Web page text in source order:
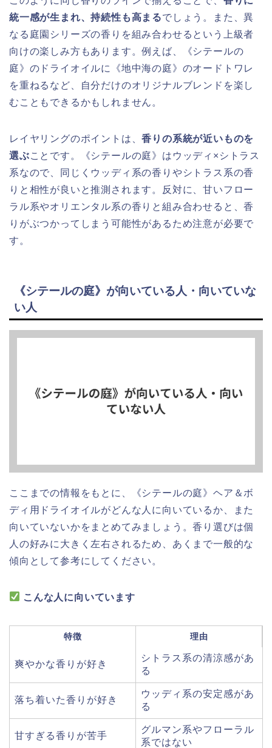
統一感が生まれ、持続性も高まるでしょう。また、異
なる庭園シリーズの香りを組み合わせるという上級者
向けの楽しみ方もあります。例えば、《シテールの
庭》のドライオイルに《地中海の庭》のオードトワレ
を重ねるなど、自分だけのオリジナルブレンドを楽し
むこともできるかもしれません。
レイヤリングのポイントは、香りの系統が近いものを
選ぶことです。《シテールの庭》はウッディ×シトラス
系なので、同じくウッディ系の香りやシトラス系の香
りと相性が良いと推測されます。反対に、甘いフロー
ラル系やオリエンタル系の香りと組み合わせると、香
りがぶつかってしまう可能性があるため注意が必要で
す。
《シテールの庭》が向いている人・向いていな
い人
ここまでの情報をもとに、《シテールの庭》ヘア＆ボ
ディ用ドライオイルがどんな人に向いているか、また
向いていないかをまとめてみましょう。香り選びは個
人の好みに大きく左右されるため、あくまで一般的な
傾向として参考にしてください。
こんな人に向いています
特徴 理由
爽やかな香りが好き
シトラス系の清涼感があ
る
落ち着いた香りが好き
ウッディ系の安定感があ
る
甘すぎる香りが苦手
グルマン系やフローラル
系ではない